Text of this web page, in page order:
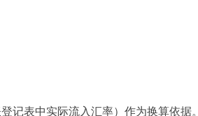
表中实际流入汇率）作为换算依据。